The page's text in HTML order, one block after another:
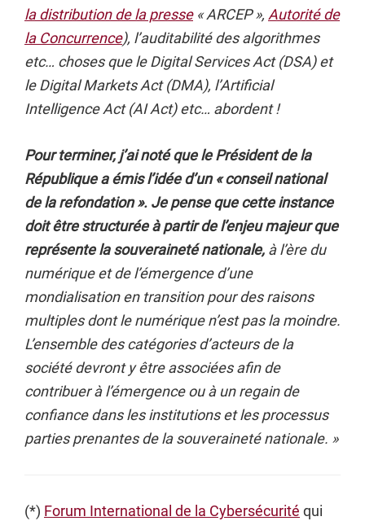
la distribution de la presse« ARCEP », Autorité de
la Concurrence), l’auditabilité des algorithmes
etc… choses que le Digital Services Act (DSA) et
le Digital Markets Act (DMA), l’Artificial
Intelligence Act (AI Act) etc… abordent !
Pour terminer, j’ai noté que le Président de la
République a émis l’idée d’un « conseil national
de la refondation ». Je pense que cette instance
doit être structurée à partir de l’enjeu majeur que
représente la souveraineté nationale, à l’ère du
numérique et de l’émergence d’une
mondialisation en transition pour des raisons
multiples dont le numérique n’est pas la moindre.
L’ensemble des catégories d’acteurs de la
société devront y être associées afin de
contribuer à l’émergence ou à un regain de
confiance dans les institutions et les processus
parties prenantes de la souveraineté nationale. »
(*) Forum International de la Cybersécurité qui